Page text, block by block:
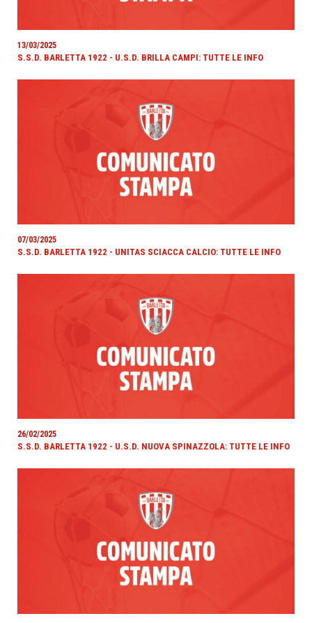
13/03/2025
S.S.D. BARLETTA 1922 - U.S.D. BRILLA CAMPI: TUTTE LE INFO
07/03/2025
S.S.D. BARLETTA 1922 - UNITAS SCIACCA CALCIO: TUTTE LE INFO
26/02/2025
S.S.D. BARLETTA 1922 - U.S.D. NUOVA SPINAZZOLA: TUTTE LE INFO